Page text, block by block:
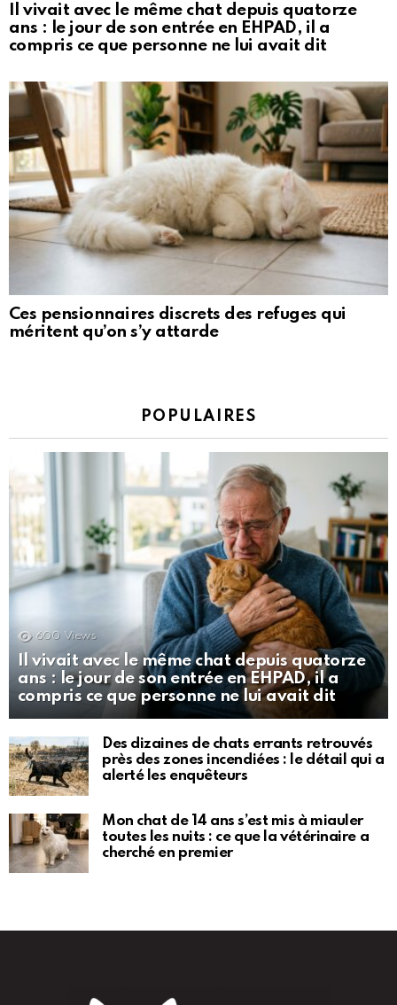
Il vivait avec le même chat depuis quatorze
ans : le jour de son entrée en EHPAD, il a
compris ce que personne ne lui avait dit
Ces pensionnaires discrets des refuges qui
méritent qu’on s’y attarde
POPULAIRES
600 Views
Il vivait avec le même chat depuis quatorze
ans : le jour de son entrée en EHPAD, il a
compris ce que personne ne lui avait dit
Des dizaines de chats errants retrouvés
près des zones incendiées : le détail qui a
alerté les enquêteurs
Mon chat de 14 ans s’est mis à miauler
toutes les nuits : ce que la vétérinaire a
cherché en premier